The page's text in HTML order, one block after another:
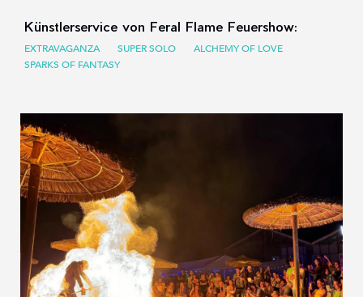
Künstlerservice von Feral Flame Feuershow:
EXTRAVAGANZA SUPER SOLO
ALCHEMY OF LOVE
SPARKS OF FANTASY